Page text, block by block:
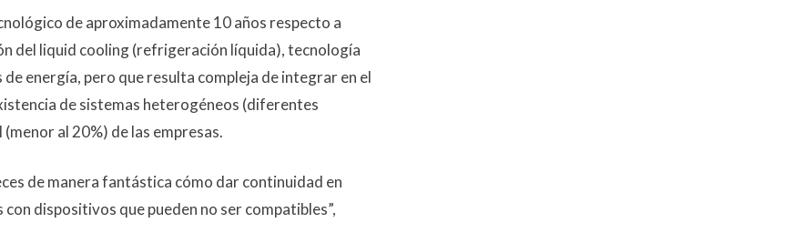
de aproximadamente 10 años respecto a
del liquid cooling (refrigeración líquida), tecnología
energía, pero que resulta compleja de integrar en el
de sistemas heterogéneos (diferentes
al 20%) de las empresas.
de manera fantástica cómo dar continuidad en
dispositivos que pueden no ser compatibles”,